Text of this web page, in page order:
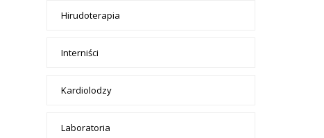
Hirudoterapia
Interniści
Kardiolodzy
Laboratoria